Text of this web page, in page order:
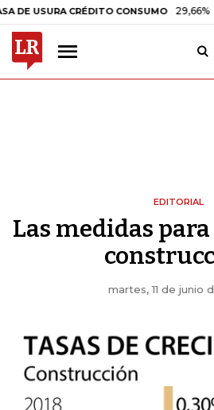
CRÉDITO CONSUMO 29,66%
EDITORIAL
Las medidas
martes, 11 de junio